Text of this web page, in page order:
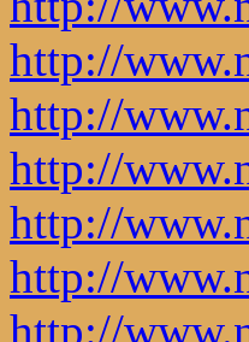
http://
http://
http://
http://
http://
http://